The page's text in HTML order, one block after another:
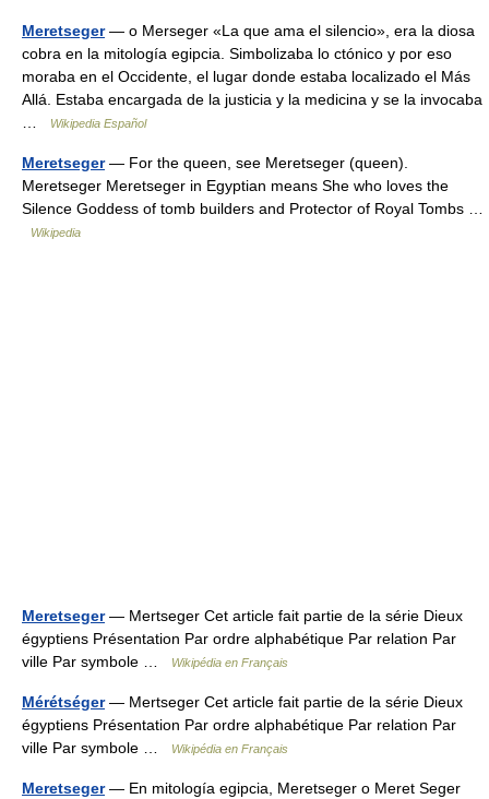
Meretseger— o Merseger «La que ama el silencio», era la diosa
cobra en la mitología egipcia. Simbolizaba lo ctónico y por eso
moraba en el Occidente, el lugar donde estaba localizado el Más
Allá. Estaba encargada de la justicia y la medicina y se la invocaba
Wikipedia Español
Meretseger— For the queen, see Meretseger (queen).
Meretseger Meretseger in Egyptian means She who loves the
Silence Goddess of tomb builders and Protector of Royal Tombs …
Wikipedia
Meretseger— Mertseger Cet article fait partie de la série Dieux
égyptiens Présentation Par ordre alphabétique Par relation Par
ville Par symbole …
Wikipédia en Français
Mérétséger— Mertseger Cet article fait partie de la série Dieux
égyptiens Présentation Par ordre alphabétique Par relation Par
ville Par symbole …
Wikipédia en Français
Meretseger— En mitología egipcia, Meretseger o Meret Seger